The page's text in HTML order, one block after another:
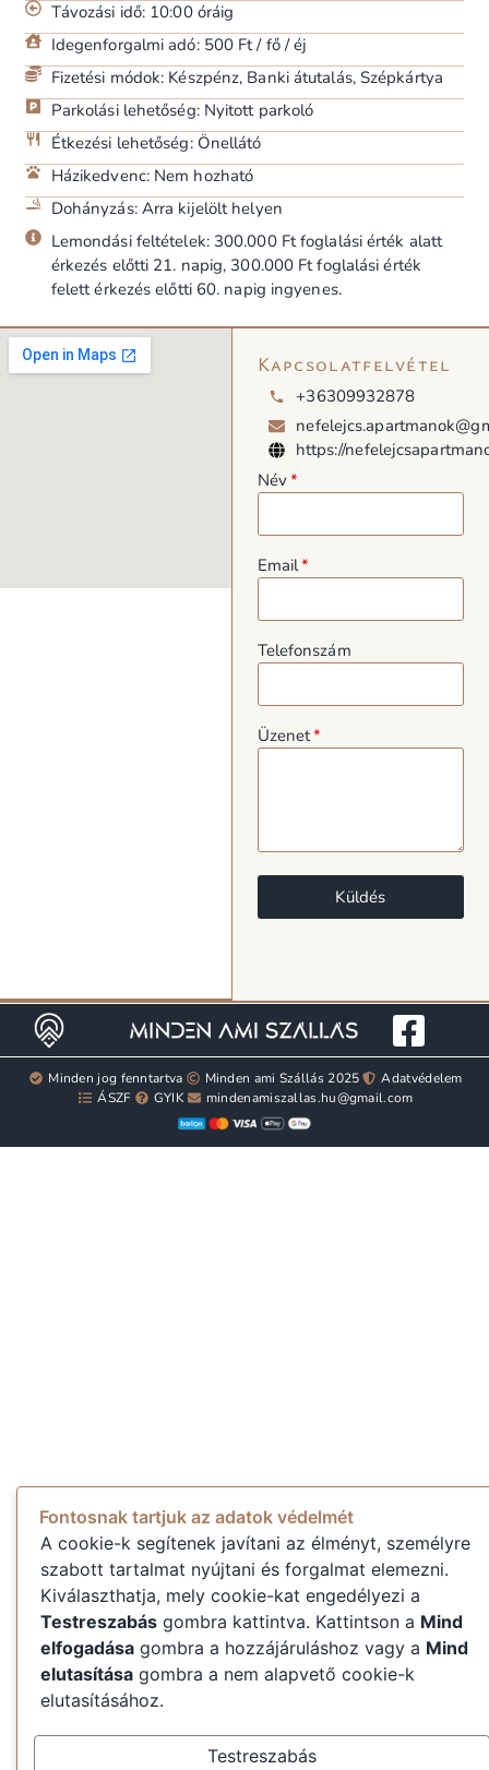
Távozási idő: 10:00 óráig
Idegenforgalmi adó: 500 Ft / fő / éj
Fizetési módok: Készpénz, Banki átutalás, Szépkártya
Parkolási lehetőség: Nyitott parkoló
Étkezési lehetőség: Önellátó
Házikedvenc: Nem hozható
Dohányzás: Arra kijelölt helyen
Lemondási feltételek: 300.000 Ft foglalási érték alatt
érkezés előtti 21. napig, 300.000 Ft foglalási érték
felett érkezés előtti 60. napig ingyenes.
Kapcsolatfelvétel
+36309932878
https://
Név
Email
Telefonszám
Üzenet
Küldés
Minden jog fenntartva Minden ami Szállás 2025
Adatvédelem
ÁSZF
GYIK mindenamiszallas.hu@gmail.com
Fontosnak tartjuk az adatok védelmét
A cookie-k segítenek javítani az élményt, személyre
szabott tartalmat nyújtani és forgalmat elemezni.
Kiválaszthatja, mely cookie-kat engedélyezi a
Testreszabás gombra kattintva. Kattintson a Mind
elfogadása gombra a hozzájáruláshoz vagy a Mind
elutasítása gombra a nem alapvető cookie-k
elutasításához.
Testreszabás